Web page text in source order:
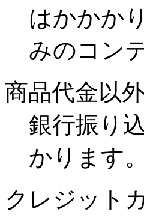
はかかか
みのコン
商品代金以
銀行振り
かります。
クレジット